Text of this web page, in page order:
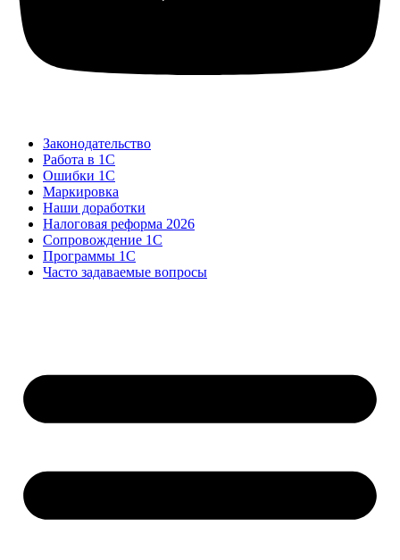
Законодательство
Работа в 1С
Ошибки 1С
Маркировка
Наши доработки
Налоговая реформа 2026
Сопровождение 1С
Программы 1С
Часто задаваемые вопросы